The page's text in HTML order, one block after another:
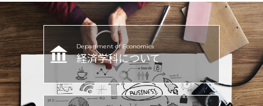
Department of Economics
経済学科について